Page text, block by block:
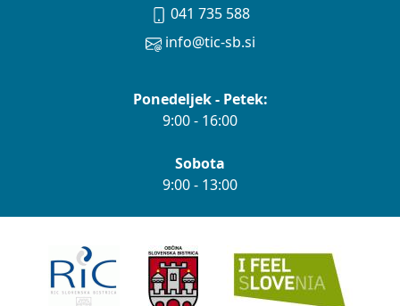
041 735 588
info@tic-sb.si
Ponedeljek - Petek:
9:00 - 16:00
Sobota
9:00 - 13:00